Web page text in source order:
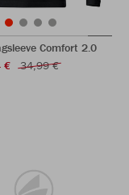
Comfort 2.0
€
34,99 €